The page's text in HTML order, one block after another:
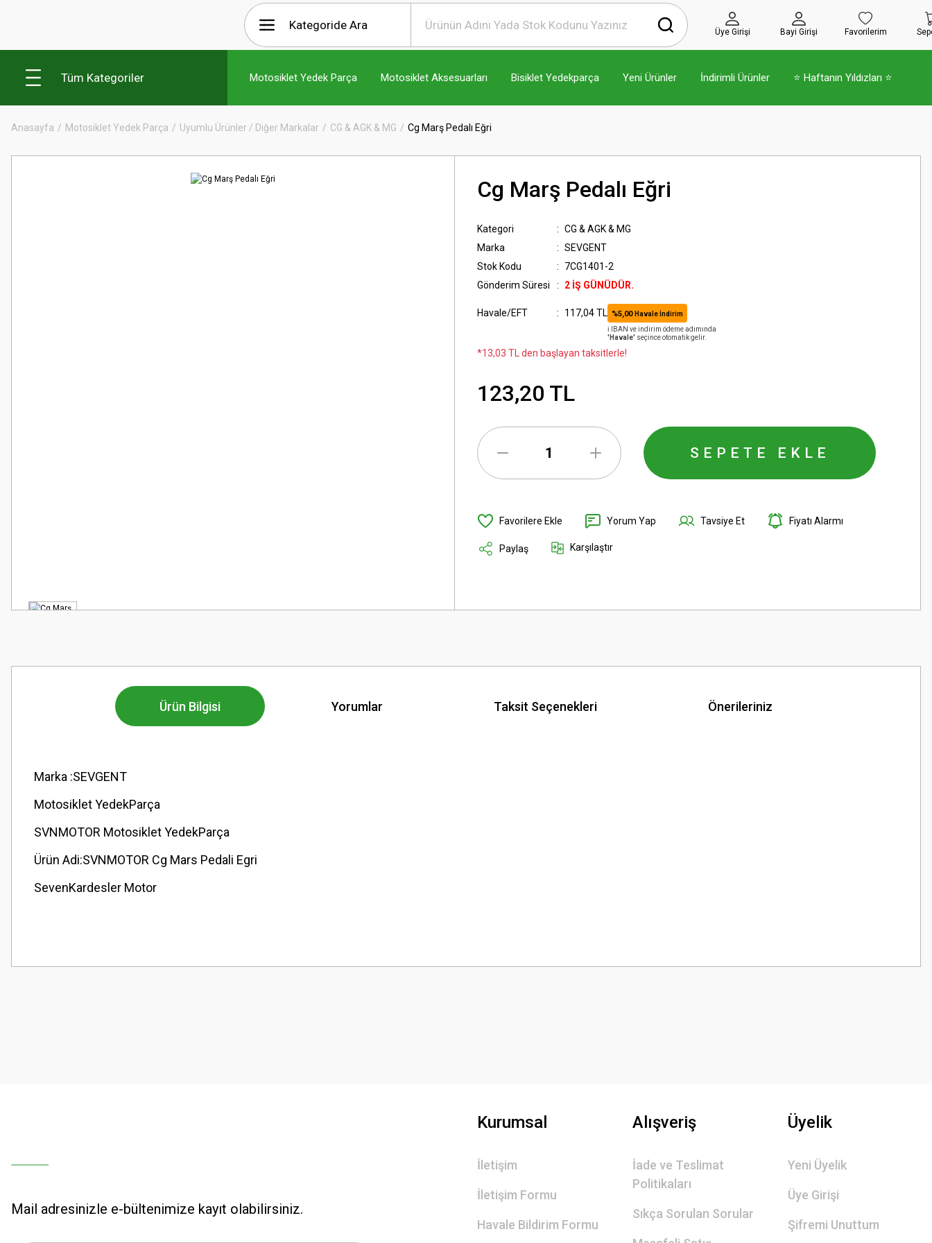
Üye Girişi Bayi Girişi Favorilerim
Tüm Kategoriler Motosiklet Yedek Parça Motosiklet Aksesuarları Bisiklet Yedekparça Yeni Ürünler İndirimli Ürünler ⭐ Haftanın Yıldızları ⭐
Anasayfa Motosiklet Yedek Parça Uyumlu Ürünler / Diğer Markalar CG & AGK & MG Cg Marş Pedalı Eğri
Cg Marş Pedalı Eğri
Kategori
CG & AGK & MG
Marka
SEVGENT
Stok Kodu
7CG1401-2
Gönderim Süresi
2 İŞ GÜNÜDÜR.
Havale/EFT 117,04 TL %5,00 Havale İndirim
ℹ️ IBAN ve indirim ödeme adımında
'Havale' seçince otomatik gelir.
*13,03 TL den başlayan taksitlerle!
123,20 TL
SEPETE EKLE
Yorum Yap Tavsiye Et Fiyatı Alarmı
Paylaş Karşılaştır
Ürün Bilgisi Yorumlar Taksit Seçenekleri Önerileriniz
Marka :SEVGENT
Motosiklet YedekParça
SVNMOTOR Motosiklet YedekParça
Ürün Adi:SVNMOTOR Cg Mars Pedali Egri
SevenKardesler Motor
Görüş ve önerileriniz için teşekkür ederiz.
Gönder
Mail adresinizle e-bültenimize kayıt olabilirsiniz.
Kurumsal
İletişim
İletişim Formu
Havale Bildirim Formu
Alışveriş
İade ve Teslimat
Politikaları
Sıkça Sorulan Sorular
Üyelik
Yeni Üyelik
Üye Girişi
Şifremi Unuttum